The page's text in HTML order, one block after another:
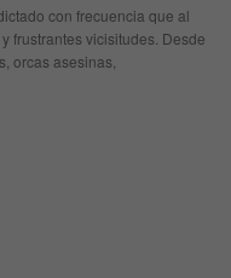
con frecuencia que al
frustrantes vicisitudes. Desde
orcas asesinas,